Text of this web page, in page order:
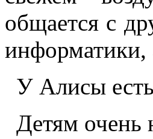
общается с
информатики,
У Алисы
Детям очень